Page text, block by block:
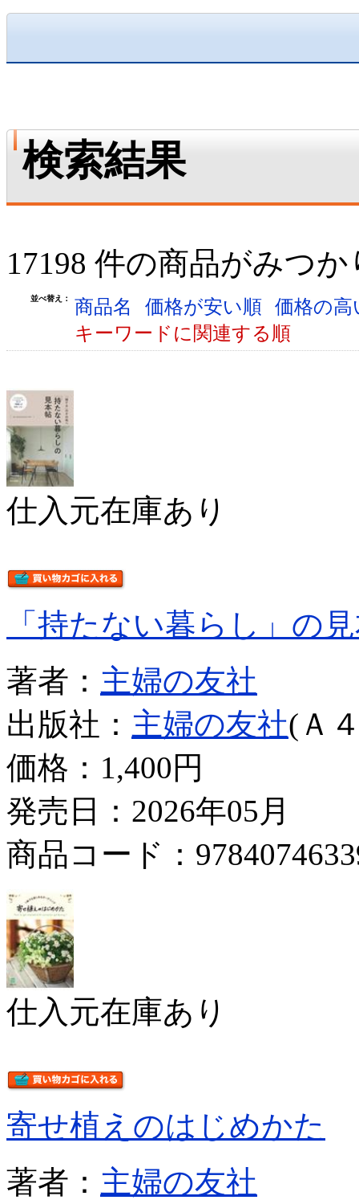
検索結果
17198 件の商品がみつ
並べ替え： 商品名 価格が安い順 価格の
キーワードに関連する順
仕入元在庫あり
「持たない暮らし」の
著者： 主婦の友社
出版社： 主婦の友社(Ａ
価格： 1,400円
発売日：2026年05月
商品コード：
仕入元在庫あり
寄せ植えのはじめかた
著者： 主婦の友社